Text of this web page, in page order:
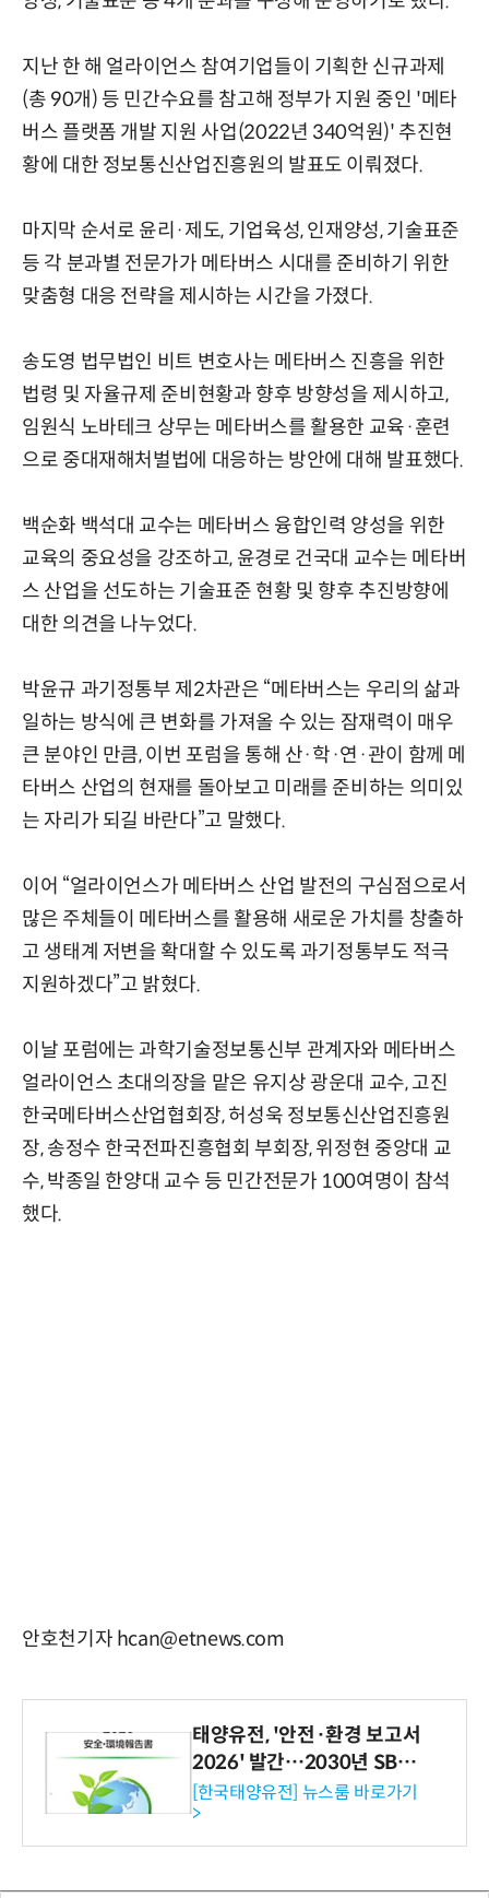
지난 한 해 얼라이언스 참여기업들이 기획한 신규과제
(총 90개) 등 민간수요를 참고해 정부가 지원 중인 '메타
버스 플랫폼 개발 지원 사업(2022년 340억원)' 추진현
황에 대한 정보통신산업진흥원의 발표도 이뤄졌다.
마지막 순서로 윤리·제도, 기업육성, 인재양성, 기술표준
등 각 분과별 전문가가 메타버스 시대를 준비하기 위한
맞춤형 대응 전략을 제시하는 시간을 가졌다.
송도영 법무법인 비트 변호사는 메타버스 진흥을 위한
법령 및 자율규제 준비현황과 향후 방향성을 제시하고,
임원식 노바테크 상무는 메타버스를 활용한 교육·훈련
으로 중대재해처벌법에 대응하는 방안에 대해 발표했다.
백순화 백석대 교수는 메타버스 융합인력 양성을 위한
교육의 중요성을 강조하고, 윤경로 건국대 교수는 메타버
스 산업을 선도하는 기술표준 현황 및 향후 추진방향에
대한 의견을 나누었다.
박윤규 과기정통부 제2차관은 “메타버스는 우리의 삶과
일하는 방식에 큰 변화를 가져올 수 있는 잠재력이 매우
큰 분야인 만큼, 이번 포럼을 통해 산·학·연·관이 함께 메
타버스 산업의 현재를 돌아보고 미래를 준비하는 의미있
는 자리가 되길 바란다”고 말했다.
이어 “얼라이언스가 메타버스 산업 발전의 구심점으로서
많은 주체들이 메타버스를 활용해 새로운 가치를 창출하
고 생태계 저변을 확대할 수 있도록 과기정통부도 적극
지원하겠다”고 밝혔다.
이날 포럼에는 과학기술정보통신부 관계자와 메타버스
얼라이언스 초대의장을 맡은 유지상 광운대 교수, 고진
한국메타버스산업협회장, 허성욱 정보통신산업진흥원
장, 송정수 한국전파진흥협회 부회장, 위정현 중앙대 교
수, 박종일 한양대 교수 등 민간전문가 100여명이 참석
했다.
안호천기자 hcan@etnews.com
태양유전, '안전·환경 보고서
2026' 발간…2030년 SBT
수준 온실가스 감축 추진
[한국태양유전] 뉴스룸 바로가기
>